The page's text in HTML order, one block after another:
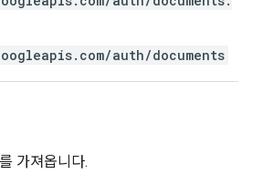
auth/documents
를 가져옵니다.